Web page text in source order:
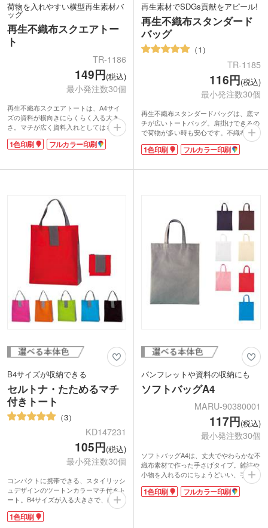
荷物を入れやすい横型再生素材バ
ッグ
再生不織布スクエアトー
ト
TR-1186
149円(税込)
最小発注数30個
再生不織布スクエアトートは、A4サイ
ズの資料が横向きにらくらく入る大き
さ。マチが広く資料入れとしてはもちろ
ん、ショッパーにも使いやすい形状で
す。不織布の端切れ等を再利用した「再
るフルカラーが選べます。企業名やブラ
ンドロゴを名入れすれば、もらった人だ
けでなく周囲へのPR効果も期待できま
すよ。展示会やショップでの配布にいか
がでしょうか。
1色印刷 フルカラー印刷
再生素材でSDGs貢献をアピール!
再生不織布スタンダード
バッグ
1
TR-1185
116円(税込)
最小発注数30個
再生不織布スタンダードバッグは、底マ
チが広いトートバッグ。肩掛けできるの
で荷物が多い時も安心です。不織布の切
れ端を集めて再利用した「再生不織布」
を100%使用しています。エコマーク認
したい方にピッタリ!
名や企業ロゴを名入れすれば、もらった
人だけでなく周囲へのアピールにも繋が
りますよ。展示会の配布用バッグからア
パレルブランドのショッパーまで、様々
な用途でご活用ください。
1色印刷 フルカラー印刷
B4サイズが収納できる
セルトナ・たためるマチ
付きトート
3
KD147231
105円(税込)
最小発注数30個
コンパクトに携帯できる、スタイリッシ
ュデザインのツートンカラーマチ付きト
ート。B4サイズが入る大きさで、ほど
良いマチ付きですのでとても使いやすい
サイズにできています。生地は不織布で
1色印刷
パンフレットや資料の収納にも
ソフトバッグA4
MARU-90380001
117円(税込)
最小発注数30個
ソフトバッグA4は、丈夫でやわらかな不
織布素材で作った手さげタイプ。雑誌や
小物を入れるのにちょうどいい、手頃な
サイズのバッグです。パンフレットや資
料の配布用、通勤・通学のサブバックに
1色印刷 フルカラー印刷